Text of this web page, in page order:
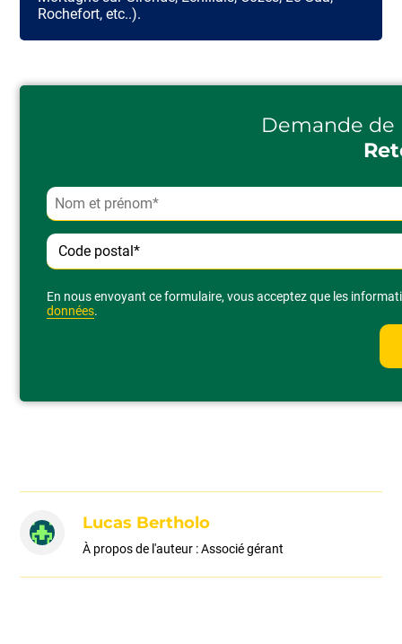
Rochefort, etc..).
Demande
En nous envoyant ce formulaire, vous acceptez que les
données.
Lucas Bertholo
À propos de l'auteur : Associé gérant